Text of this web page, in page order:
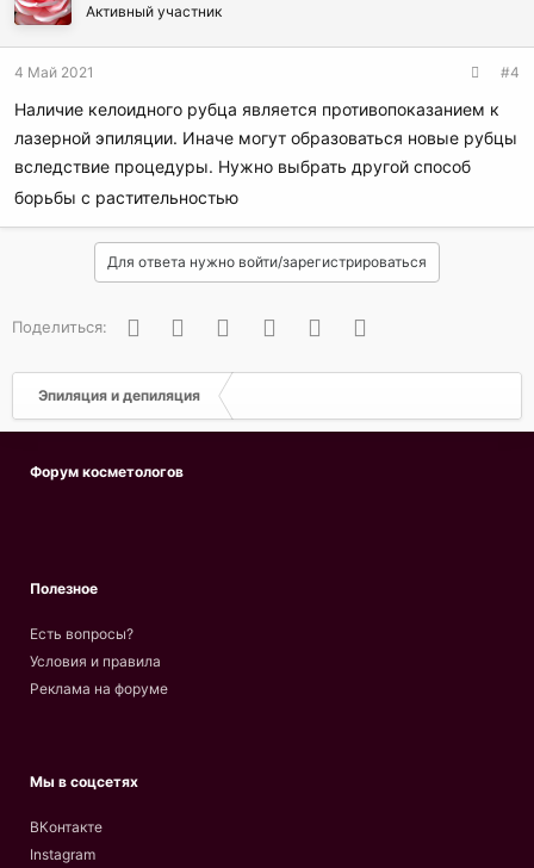
Активный участник
4 Май 2021 #4
Наличие келоидного рубца является противопоказанием к
лазерной эпиляции. Иначе могут образоваться новые рубцы
вследствие процедуры. Нужно выбрать другой способ
борьбы с растительностью
Для ответа нужно войти/зарегистрироваться
Поделиться: ВконтактеОдноклассники
FacebookTwitter WhatsApp
Эпиляция и депиляция
Форум косметологов
Полезное
Есть вопросы?
Условия и правила
Реклама на форуме
Мы в соцсетях
ВКонтакте
Instagram